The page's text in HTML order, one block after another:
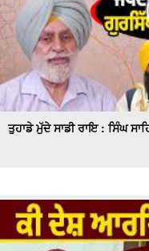
ਤੁਹਾਡੇ ਮੁੱਦੇ ਸਾਡੀ ਰਾਇ : ਸਿੰਘ